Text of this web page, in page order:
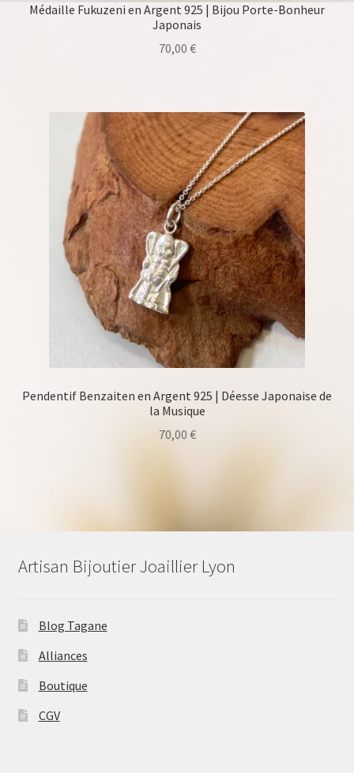
Médaille Fukuzeni en Argent 925 | Bijou Porte-Bonheur
Japonais
70,00 €
Pendentif Benzaiten en Argent 925 | Déesse Japonaise de
la Musique
70,00 €
Artisan Bijoutier Joaillier Lyon
Blog Tagane
Alliances
Boutique
CGV